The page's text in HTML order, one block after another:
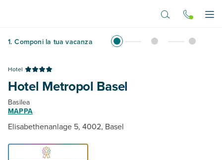
1. Componi la tua vacanza
Hotel
Hotel Metropol Basel
Basilea
MAPPA
Elisabethenanlage 5, 4002, Basel